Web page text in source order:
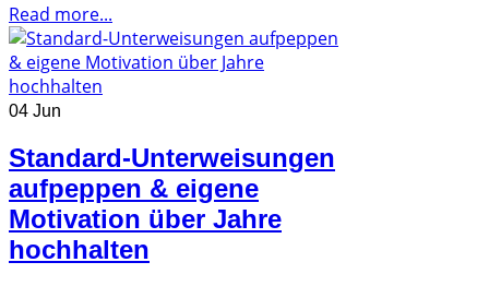
Read more...
04 Jun
Standard-Unterweisungen
aufpeppen & eigene
Motivation über Jahre
hochhalten